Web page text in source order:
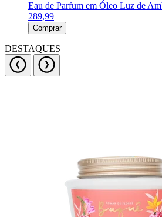
Eau de Parfum em Óleo Luz de
289,99
Comprar
DESTAQUES